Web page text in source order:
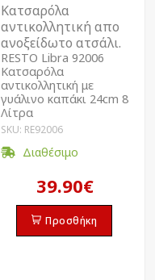
Κατσαρόλα
αντικολλητική απο
ανοξείδωτο ατσάλι.
RESTO Libra 92006
Kατσαρόλα
αντικολλητική με
γυάλινο καπάκι 24cm 8
Λίτρα
SKU: RE92006
Διαθέσιμο
39.90€
Προσθήκη